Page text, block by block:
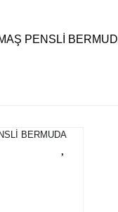
PENSLİ